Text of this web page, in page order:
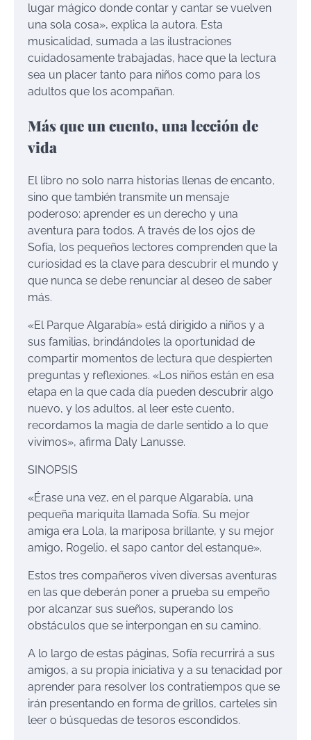
lugar mágico donde contar y cantar se vuelven
una sola cosa», explica la autora. Esta
musicalidad, sumada a las ilustraciones
cuidadosamente trabajadas, hace que la lectura
sea un placer tanto para niños como para los
adultos que los acompañan.
Más que un cuento, una lección de
vida
El libro no solo narra historias llenas de encanto,
sino que también transmite un mensaje
poderoso: aprender es un derecho y una
aventura para todos. A través de los ojos de
Sofía, los pequeños lectores comprenden que la
curiosidad es la clave para descubrir el mundo y
que nunca se debe renunciar al deseo de saber
más.
«El Parque Algarabía» está dirigido a niños y a
sus familias, brindándoles la oportunidad de
compartir momentos de lectura que despierten
preguntas y reflexiones. «Los niños están en esa
etapa en la que cada día pueden descubrir algo
nuevo, y los adultos, al leer este cuento,
recordamos la magia de darle sentido a lo que
vivimos», afirma Daly Lanusse.
SINOPSIS
«Érase una vez, en el parque Algarabía, una
pequeña mariquita llamada Sofía. Su mejor
amiga era Lola, la mariposa brillante, y su mejor
amigo, Rogelio, el sapo cantor del estanque».
Estos tres compañeros viven diversas aventuras
en las que deberán poner a prueba su empeño
por alcanzar sus sueños, superando los
obstáculos que se interpongan en su camino.
A lo largo de estas páginas, Sofía recurrirá a sus
amigos, a su propia iniciativa y a su tenacidad por
aprender para resolver los contratiempos que se
irán presentando en forma de grillos, carteles sin
leer o búsquedas de tesoros escondidos.